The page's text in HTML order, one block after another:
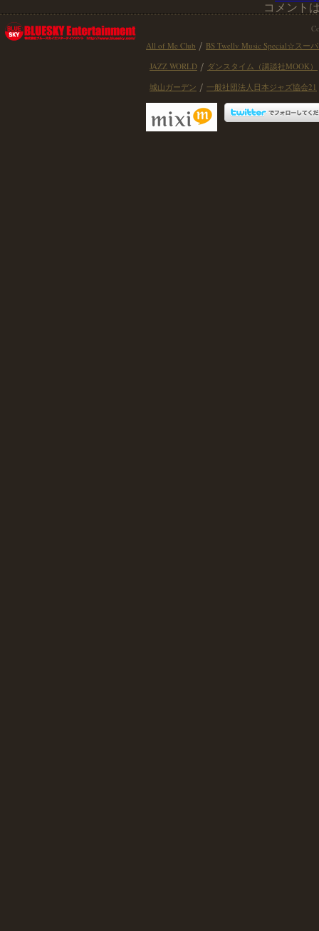
コメント
All of Me Club
BS Twellv Music Special☆スー
JAZZ WORLD
ダンスタイム（講談社MOOK）
城山ガーデン
一般社団法人日本ジャズ協会21